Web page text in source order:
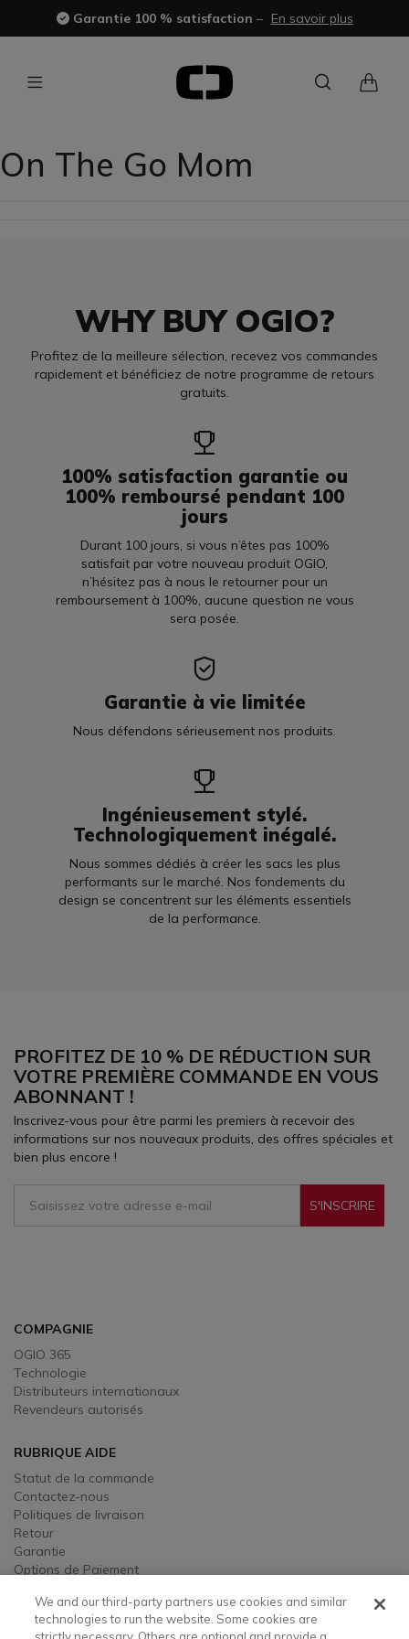
Garantie 100 % satisfaction – En savoir plus
On The Go Mom
WHY BUY OGIO?
Profitez de la meilleure sélection, recevez vos commandes
rapidement et bénéficiez de notre programme de retours
gratuits.
100% satisfaction garantie ou
100% remboursé pendant 100
jours
Durant 100 jours, si vous n’êtes pas 100%
satisfait par votre nouveau produit OGIO,
n’hésitez pas à nous le retourner pour un
remboursement à 100%, aucune question ne vous
sera posée.
Garantie à vie limitée
Nous défendons sérieusement nos produits.
Ingénieusement stylé.
Technologiquement inégalé.
Nous sommes dédiés à créer les sacs les plus
performants sur le marché. Nos fondements du
design se concentrent sur les éléments essentiels
de la performance.
PROFITEZ DE 10 % DE RÉDUCTION SUR
VOTRE PREMIÈRE COMMANDE EN VOUS
ABONNANT !
Inscrivez-vous pour être parmi les premiers à recevoir des
informations sur nos nouveaux produits, des offres spéciales et
bien plus encore !
S'INSCRIRE
COMPAGNIE
OGIO 365
Technologie
Distributeurs internationaux
Revendeurs autorisés
RUBRIQUE AIDE
Statut de la commande
Contactez-nous
Politiques de livraison
Retour
Garantie
Options de Paiement
MENTIONS LÉGALES
We and our third-party partners use cookies and similar
technologies to run the website. Some cookies are